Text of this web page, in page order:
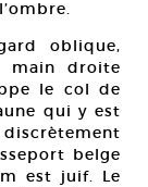
oblique,
main droite
le col de
qui y est
discrètement
belge
est juif. Le